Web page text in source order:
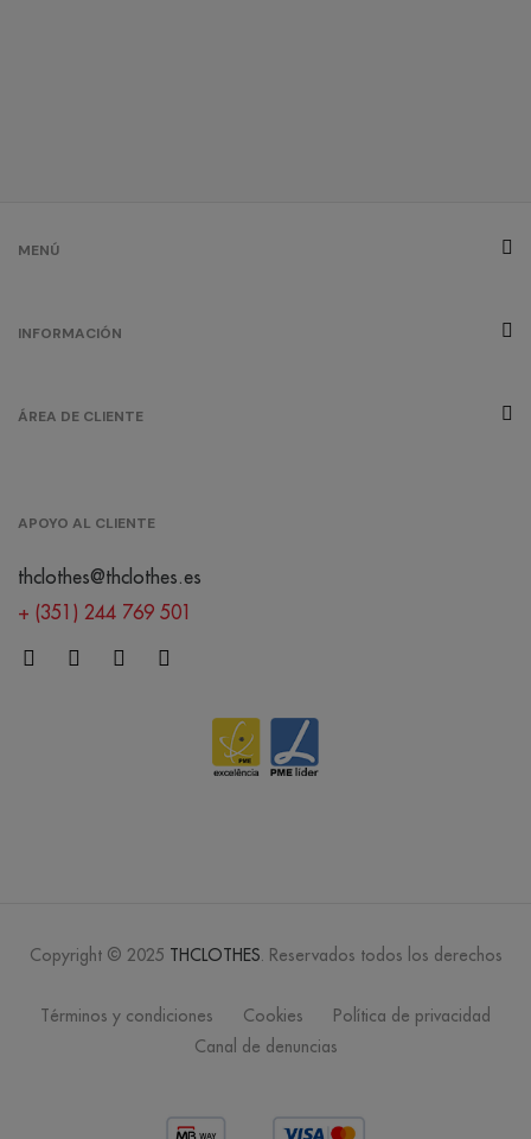
MENÚ
INFORMACIÓN
ÁREA DE CLIENTE
APOYO AL CLIENTE
thclothes@thclothes.es
+ (351) 244 769 501
Copyright © 2025 THCLOTHES. Reservados todos los derechos
Términos y condiciones Cookies
Política de privacidad
Canal de denuncias